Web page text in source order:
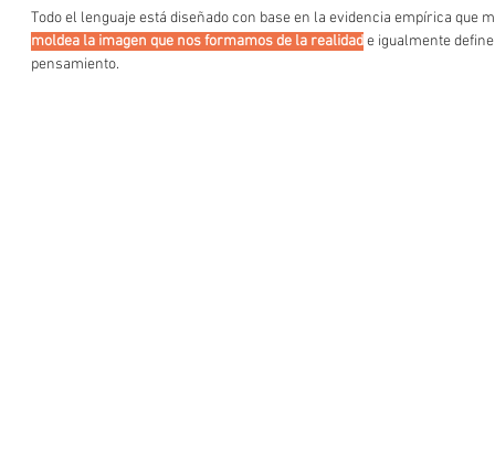
Todo el lenguaje está diseñado con base en la evidencia empírica que
moldea la imagen que nos formamos de la realidad e igualmente
pensamiento.